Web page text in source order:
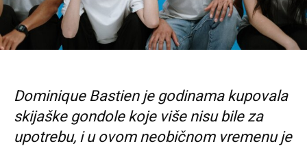
Dominique Bastien je godinama kupovala
skijaške gondole koje više nisu bile za
upotrebu, i u ovom neobičnom vremenu je